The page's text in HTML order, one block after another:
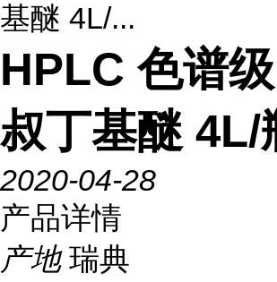
基醚 4L/...
HPLC 色谱
叔丁基醚 4L/
2020-04-28
产品详情
产地 瑞典